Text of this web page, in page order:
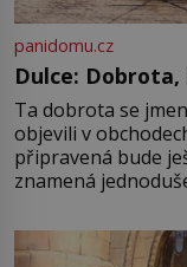
panidomu.cz
Dulce:
Ta dobrota se
objevili v
připravená bude
znamená
pře hned několik
Francie, kde se